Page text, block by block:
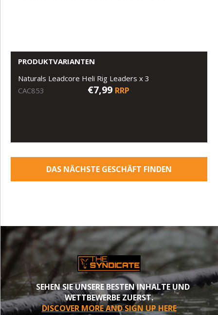
PRODUKTVARIANTEN
Naturals Leadcore Heli Rig Leaders x 3
CAC853
€7,99 RRP
DAS NÄCHSTE GESCHÄFT FINDEN
SEHEN SIE UNSERE BESTEN INHALTE UND
WETTBEWERBE ZUERST.
DISCOVER MORE AND SIGN UP HERE